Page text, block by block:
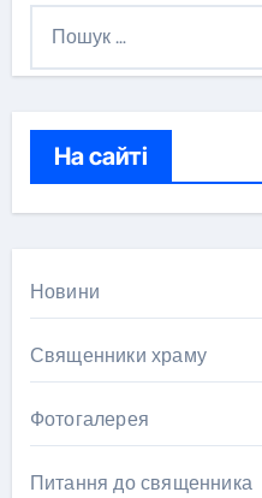
:
На сайті
Новини
Священники храму
Фотогалерея
Питання до священника